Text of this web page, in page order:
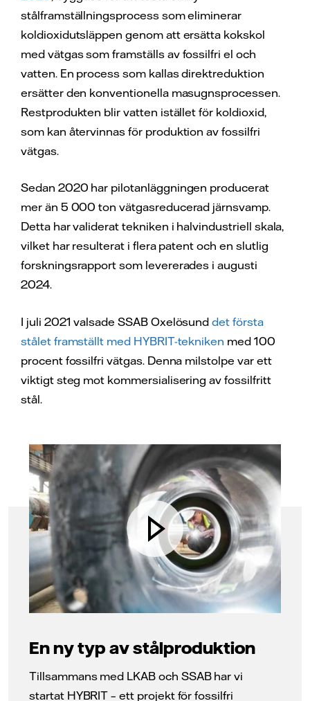
stålframställningsprocess som eliminerar
koldioxidutsläppen genom att ersätta kokskol
med vätgas som framställs av fossilfri el och
vatten. En process som kallas direktreduktion
ersätter den konventionella masugnsprocessen.
Restprodukten blir vatten istället för koldioxid,
som kan återvinnas för produktion av fossilfri
vätgas.
Sedan 2020 har pilotanläggningen producerat
mer än 5 000 ton vätgasreducerad järnsvamp.
Detta har validerat tekniken i halvindustriell skala,
vilket har resulterat i flera patent och en slutlig
forskningsrapport som levererades i augusti
2024.
I juli 2021 valsade SSAB Oxelösunddet första
stålet framställt med HYBRIT-tekniken med 100
procent fossilfri vätgas. Denna milstolpe var ett
viktigt steg mot kommersialisering av fossilfritt
stål.
En ny typ av stålproduktion
Tillsammans med LKAB och SSAB har vi
startat HYBRIT – ett projekt för fossilfri